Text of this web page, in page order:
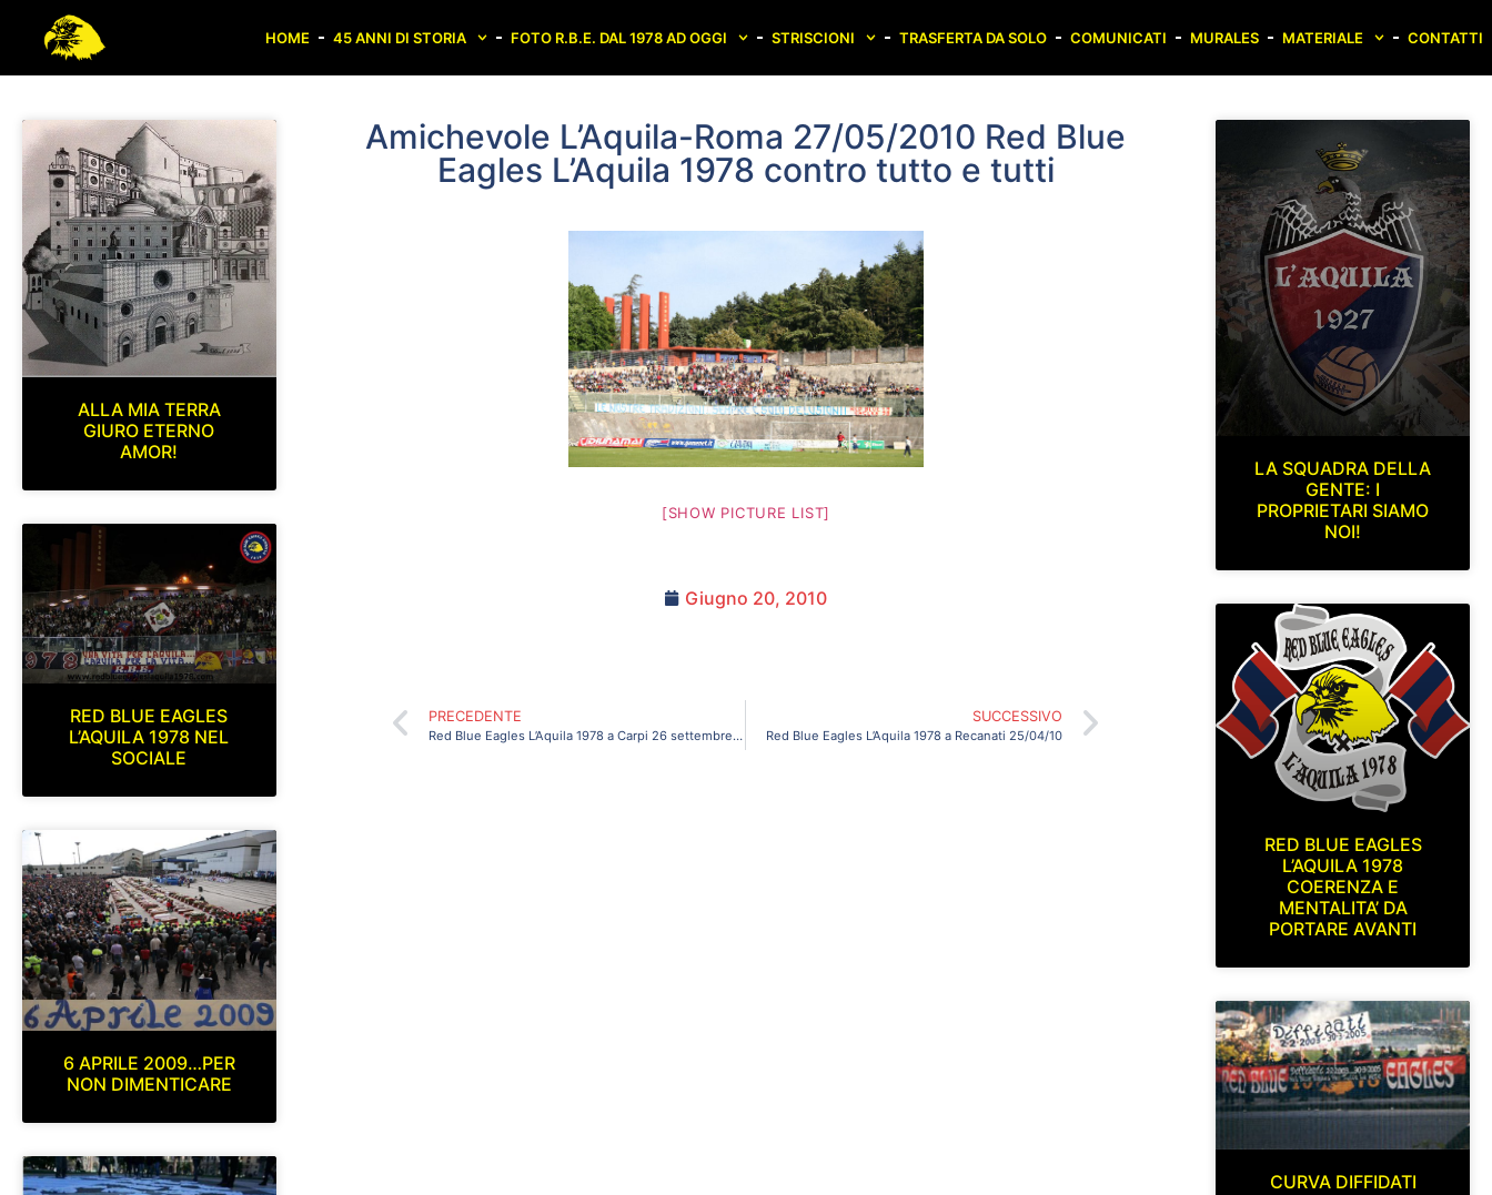
HOME 45 ANNI DI STORIA FOTO R.B.E. DAL 1978 AD OGGI STRISCIONI TRASFERTA DA SOLO COMUNICATI MURALES MATERIALE CONTATTI
ALLA MIA TERRA
GIURO ETERNO
AMOR!
RED BLUE EAGLES
L’AQUILA 1978 NEL
SOCIALE
6 APRILE 2009…PER
NON DIMENTICARE
Amichevole L’Aquila-Roma 27/05/2010 Red Blue
Eagles L’Aquila 1978 contro tutto e tutti
[SHOW PICTURE LIST]
Giugno 20, 2010
PRECEDENTE
Red Blue Eagles L’Aquila 1978 a Carpi 26 settembre 2010
SUCCESSIVO
Red Blue Eagles L’Aquila 1978 a Recanati 25/04/10
LA SQUADRA DELLA
GENTE: I
PROPRIETARI SIAMO
NOI!
RED BLUE EAGLES
L’AQUILA 1978
COERENZA E
MENTALITA’ DA
PORTARE AVANTI
CURVA DIFFIDATI